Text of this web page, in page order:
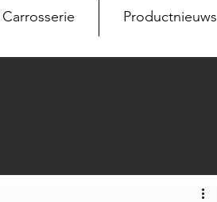
Carrosserie Productnieuws